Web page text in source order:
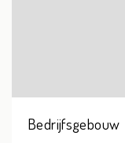
Bedrijfsgebouw